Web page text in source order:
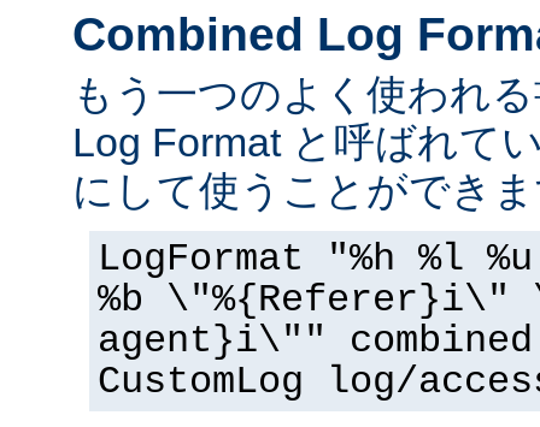
Combined Log
もう一つのよく使われ
Log Format と呼ばれて
にして使うことができ
LogFormat "%h %l
%b \"%{Referer}i\"
agent}i\"" combined
CustomLog log/